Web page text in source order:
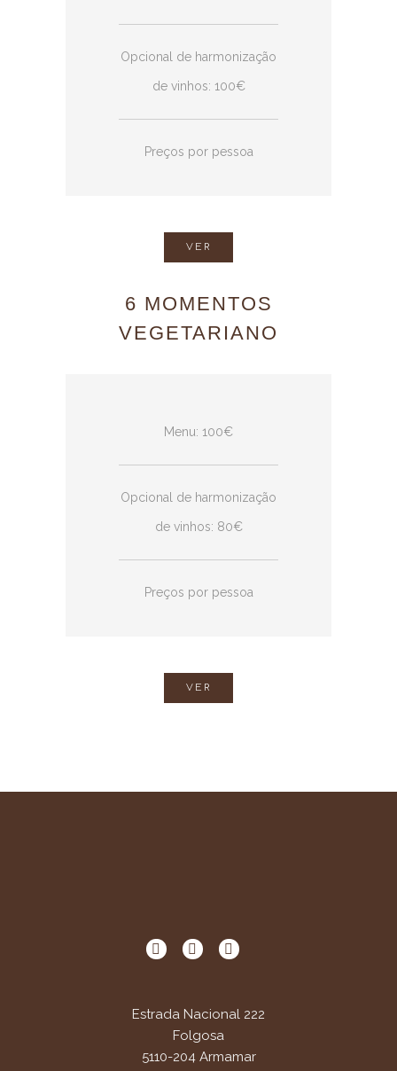
Opcional de harmonização
de vinhos: 100€
Preços por pessoa
VER
6 MOMENTOS
VEGETARIANO
Menu: 100€
Opcional de harmonização
de vinhos: 80€
Preços por pessoa
VER
Estrada Nacional 222
Folgosa
5110-204 Armamar